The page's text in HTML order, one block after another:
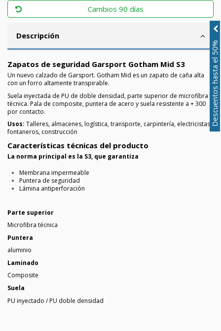
Cambios 90 días
Descripción
Zapatos de seguridad Garsport Gotham Mid S3
Un nuevo calzado de Garsport. Gotham Mid es un zapato de caña alta
con un forro altamente transpirable.
Suela inyectada de PU de doble densidad, parte superior de microfibra
técnica. Pala de composite, puntera de acero y suela resistente a + 300
por contacto.
Usos: Talleres, almacenes, logística, transporte, carpintería, electricistas,
fontaneros, construcción
Características técnicas del producto
La norma principal es la S3, que garantiza
Membrana impermeable
Puntera de seguridad
Lámina antiperforación
Parte superior
Microfibra técnica
Puntera
aluminio
Laminado
Composite
Suela
PU inyectado / PU doble densidad
Descuentos hasta el 50%